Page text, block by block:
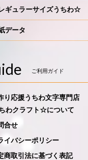
ギュラーサイズうちわ☆
データ
ご利用ガイド
り応援うちわ文字専門店
わクラフト☆について
合せ
イバシーポリシー
商取引法に基づく表記